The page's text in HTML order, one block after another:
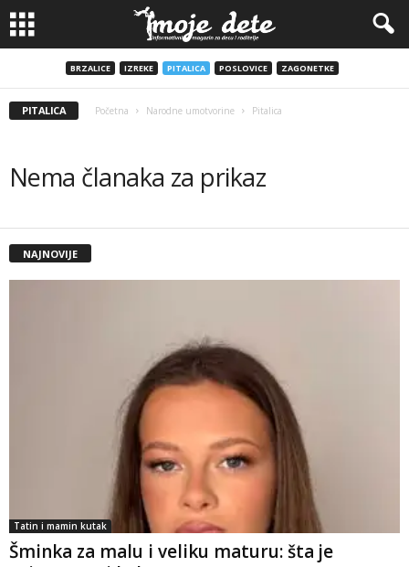
BRZALICE IZREKE PITALICA POSLOVICE ZAGONETKE
PITALICA Početna Narodne umotvorine Pitalica
Nema članaka za prikaz
NAJNOVIJE
Tatin i mamin kutak
Šminka za malu i veliku maturu: šta je